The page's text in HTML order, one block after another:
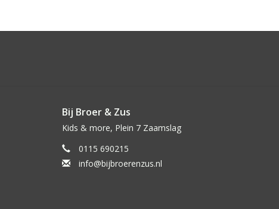
Bij Broer & Zus
Kids & more, Plein 7 Zaamslag
0115 690215
info@bijbroerenzus.nl